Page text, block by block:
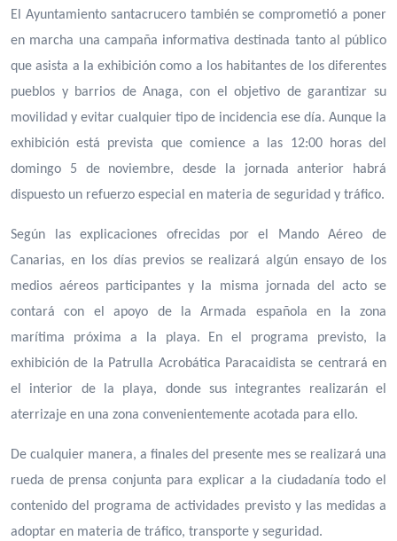
El Ayuntamiento santacrucero también se comprometió a poner
en marcha una campaña informativa destinada tanto al público
que asista a la exhibición como a los habitantes de los diferentes
pueblos y barrios de Anaga, con el objetivo de garantizar su
movilidad y evitar cualquier tipo de incidencia ese día. Aunque la
exhibición está prevista que comience a las 12:00 horas del
domingo 5 de noviembre, desde la jornada anterior habrá
dispuesto un refuerzo especial en materia de seguridad y tráfico.
Según las explicaciones ofrecidas por el Mando Aéreo de
Canarias, en los días previos se realizará algún ensayo de los
medios aéreos participantes y la misma jornada del acto se
contará con el apoyo de la Armada española en la zona
marítima próxima a la playa. En el programa previsto, la
exhibición de la Patrulla Acrobática Paracaidista se centrará en
el interior de la playa, donde sus integrantes realizarán el
aterrizaje en una zona convenientemente acotada para ello.
De cualquier manera, a finales del presente mes se realizará una
rueda de prensa conjunta para explicar a la ciudadanía todo el
contenido del programa de actividades previsto y las medidas a
adoptar en materia de tráfico, transporte y seguridad.